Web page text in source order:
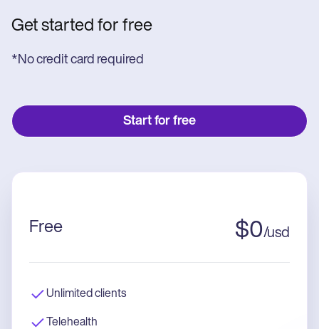
Get started for free
*No credit card required
Start for free
Free $0/usd
Unlimited clients
Telehealth